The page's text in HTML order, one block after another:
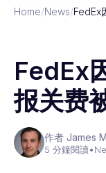
Home/News/FedEx
FedEx
报关费
作者 James
5 分鐘閱讀•